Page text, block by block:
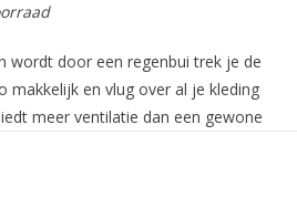
wordt door een regenbui trek je de
makkelijk en vlug over al je kleding
meer ventilatie dan een gewone
rol je hem tot een klein pakketje in